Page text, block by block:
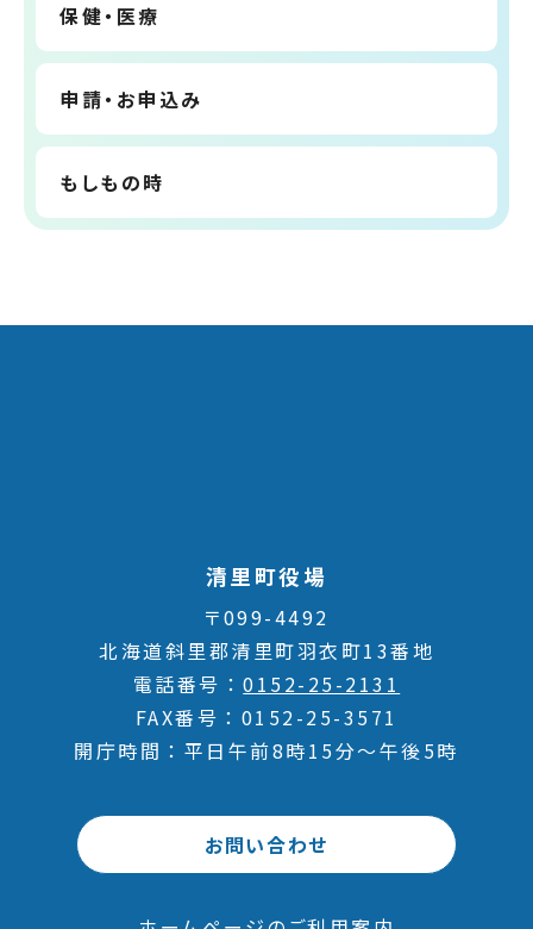
保健・医療
申請・お申込み
もしもの時
清里町役場
〒099-4492
北海道斜里郡清里町羽衣町13番地
電話番号
0152-25-2131
FAX番号
0152-25-3571
開庁時間
平日午前8時15分～午後5時
お問い合わせ